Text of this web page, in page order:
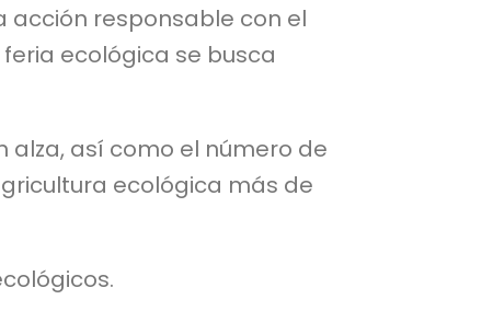
acción responsable con el
ecológica se busca
así como el número de
ecológica más de